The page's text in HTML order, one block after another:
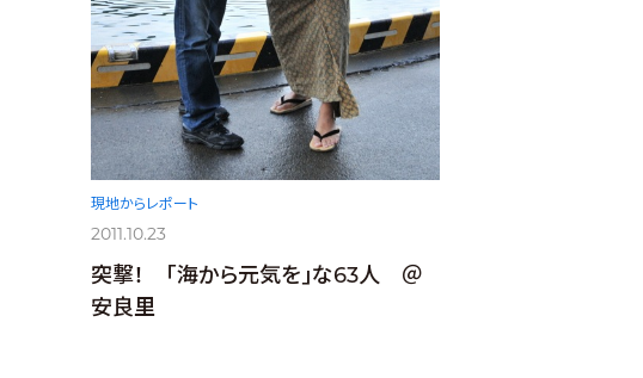
現地からレポート
2011.10.23
突撃！ ｢海から元気を｣な63人 ＠
安良里